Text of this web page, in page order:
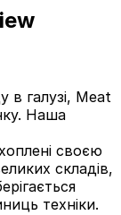
в галузі, Meat
Наша
своєю
складів,
техніки.